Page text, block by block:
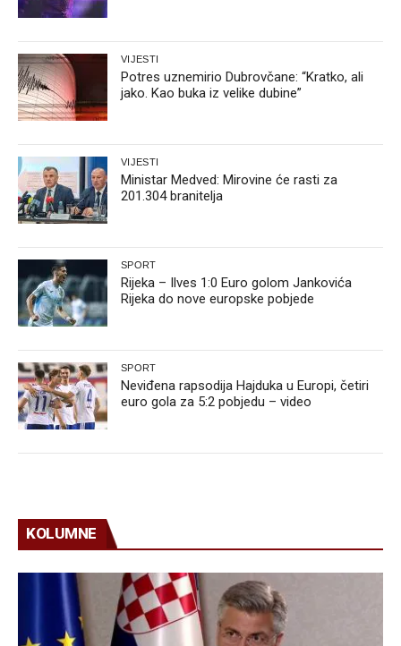
VIJESTI
Potres uznemirio Dubrovčane: “Kratko, ali
jako. Kao buka iz velike dubine”
VIJESTI
Ministar Medved: Mirovine će rasti za
201.304 branitelja
SPORT
Rijeka – Ilves 1:0 Euro golom Jankovića
Rijeka do nove europske pobjede
SPORT
Neviđena rapsodija Hajduka u Europi, četiri
euro gola za 5:2 pobjedu – video
KOLUMNE